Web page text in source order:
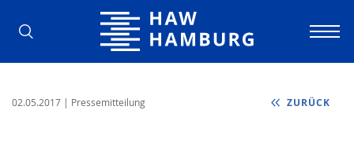
Hochschule für Angewandte
02.05.2017 | Pressemitteilung ZURÜCK